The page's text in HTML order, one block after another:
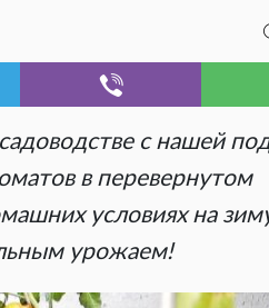
с нашей
в перевернутом
условиях на
урожаем!